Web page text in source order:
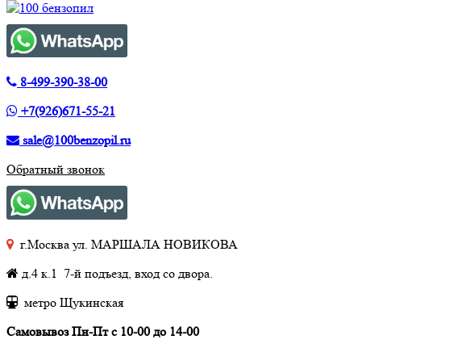
8-499-390-38-00
+7(926)671-55-21
sale@100benzopil.ru
Обратный звонок
г.Москва ул. МАРШАЛА НОВИКОВА
д.4 к.1 7-й подъезд, вход со двора.
метро Щукинская
Самовывоз Пн-Пт с 10-00 до 14-00